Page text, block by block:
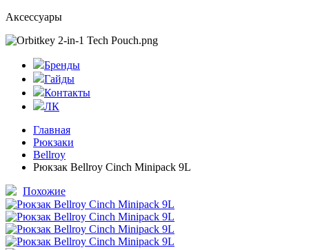
Аксессуары
Бренды
Гайды
Контакты
ЛК
Главная
Рюкзаки
Bellroy
Рюкзак Bellroy Cinch Minipack 9L
Похожие